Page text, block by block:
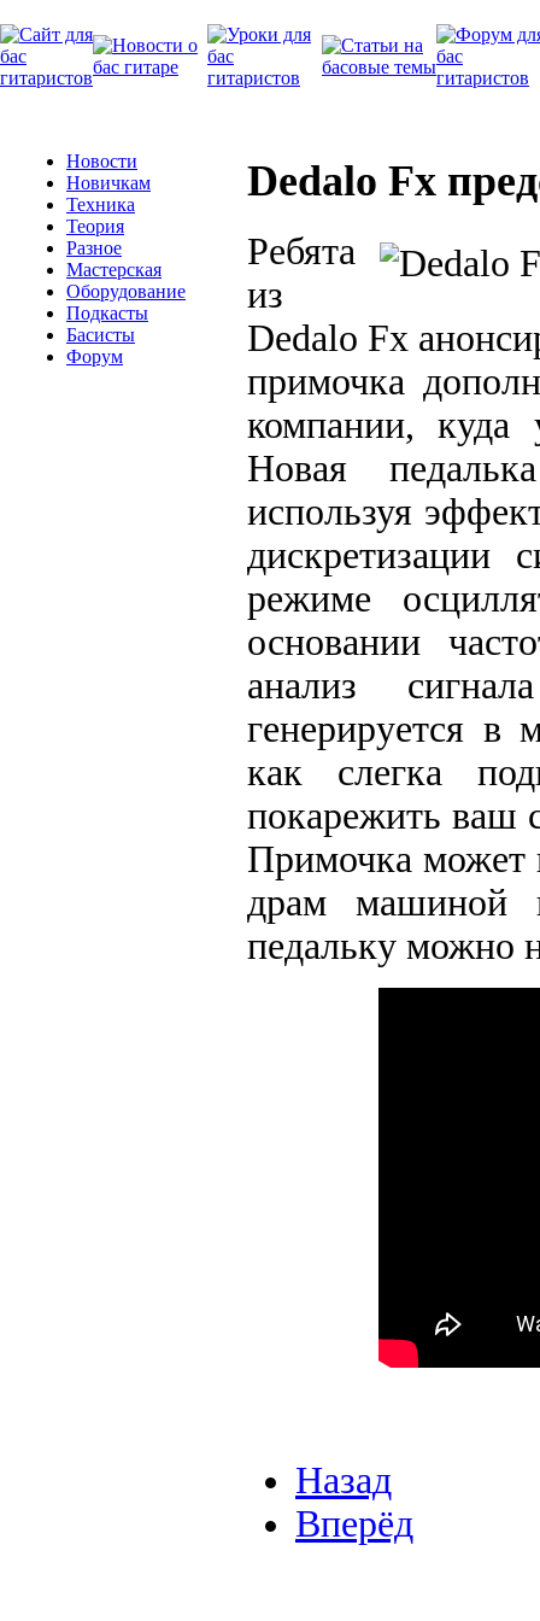
Новости
Новичкам
Техника
Теория
Разное
Мастерская
Оборудование
Подкасты
Басисты
Форум
Dedalo Fx
Ребята
из
Dedalo Fx
примочка
компании, куда
Новая
используя
дискретизации
режиме
основании
анализ
генерируется
как слегка
покарежить ваш
Примочка может
драм машиной
педальку можно
Назад
Вперёд